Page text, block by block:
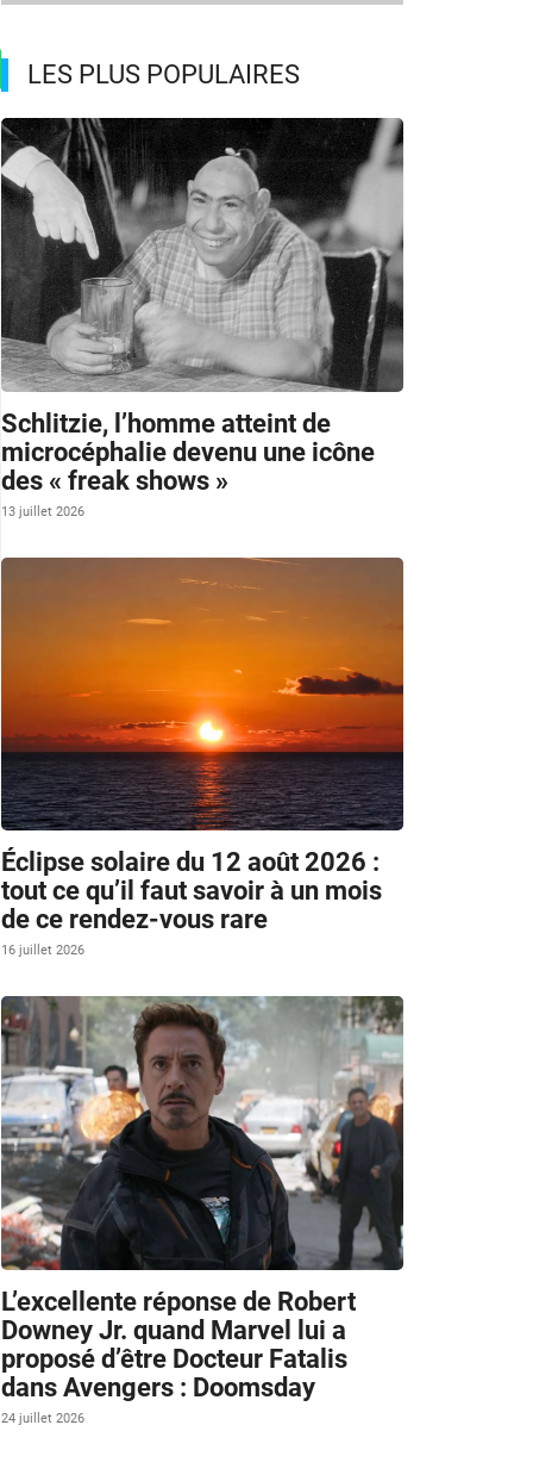
LES PLUS POPULAIRES
Schlitzie, l’homme atteint de
microcéphalie devenu une icône
des « freak shows »
13 juillet 2026
Éclipse solaire du 12 août 2026 :
tout ce qu’il faut savoir à un mois
de ce rendez-vous rare
16 juillet 2026
L’excellente réponse de Robert
Downey Jr. quand Marvel lui a
proposé d’être Docteur Fatalis
dans Avengers : Doomsday
24 juillet 2026